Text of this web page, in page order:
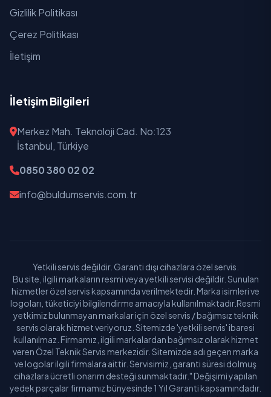
Gizlilik Politikası
Çerez Politikası
İletişim
İletişim Bilgileri
Merkez Mah. Teknoloji Cad. No:123
İstanbul, Türkiye
0850 380 02 02
info@buldumservis.com.tr
Yetkili servis değildir. Garanti dışı cihazlara özel servis.
Bu site, ilgili markaların resmi veya yetkili servisi değildir. Sunulan
hizmetler özel servis kapsamında verilmektedir. Marka isimleri ve
logoları, tüketiciyi bilgilendirme amacıyla kullanılmaktadır.Resmi
yetkimiz bulunmayan markalar için özel servis / bağımsız teknik
servis olarak hizmet veriyoruz. Sitemizde 'yetkili servis' ibaresi
kullanılmaz. Firmamız, ilgili markalardan bağımsız olarak hizmet
veren Özel Teknik Servis merkezidir. Sitemizde adı geçen marka
ve logolar ilgili firmalara aittir. Servisimiz, garanti süresi dolmuş
cihazlara ücretli onarım desteği sunmaktadır." Değişimi yapılan
yedek parçalar firmamız bünyesinde 1 Yıl Garanti kapsamındadır.